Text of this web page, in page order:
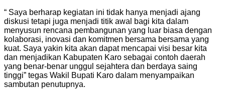
“ Saya berharap kegiatan ini tidak hanya menjadi ajang
diskusi tetapi juga menjadi titik awal bagi kita dalam
menyusun rencana pembangunan yang luar biasa dengan
kolaborasi, inovasi dan komitmen bersama bersama yang
kuat. Saya yakin kita akan dapat mencapai visi besar kita
dan menjadikan Kabupaten Karo sebagai contoh daerah
yang benar-benar unggul sejahtera dan berdaya saing
tinggi” tegas Wakil Bupati Karo dalam menyampaikan
sambutan penutupnya.